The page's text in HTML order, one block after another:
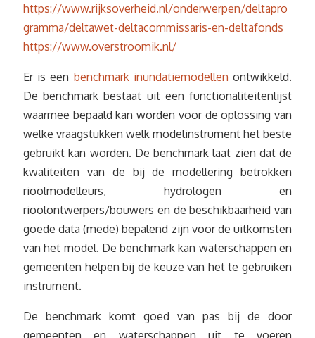
https://www.rijksoverheid.nl/onderwerpen/deltapro
gramma/deltawet-deltacommissaris-en-deltafonds
https://www.overstroomik.nl/
Er is een benchmark inundatiemodellen ontwikkeld.
De benchmark bestaat uit een functionaliteitenlijst
waarmee bepaald kan worden voor de oplossing van
welke vraagstukken welk modelinstrument het beste
gebruikt kan worden. De benchmark laat zien dat de
kwaliteiten van de bij de modellering betrokken
rioolmodelleurs, hydrologen en
rioolontwerpers/bouwers en de beschikbaarheid van
goede data (mede) bepalend zijn voor de uitkomsten
van het model. De benchmark kan waterschappen en
gemeenten helpen bij de keuze van het te gebruiken
instrument.
De benchmark komt goed van pas bij de door
gemeenten en waterschappen uit te voeren